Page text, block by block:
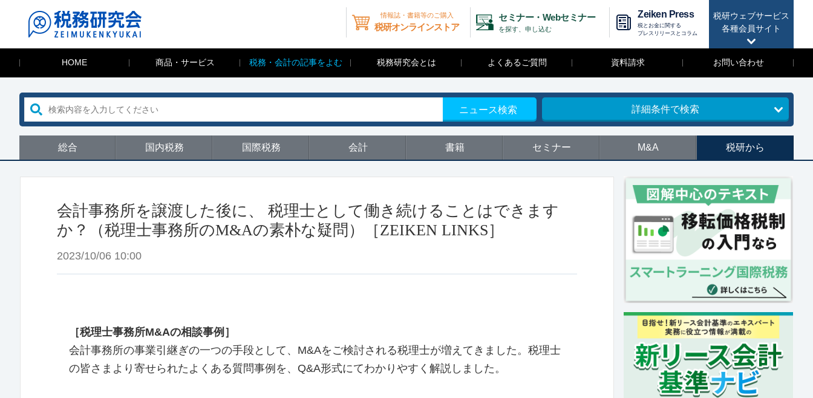
税研ウェブサービス
各種会員サイト
情報誌・書籍等のご購入
税研オンラインストア
セミナー・Webセミナー
を探す、申し込む
Zeiken Press
税とお金に関する
プレスリリースとコラム
HOME 商品・サービス 税務・会計の記事をよむ 税務研究会とは よくあるご質問 資料請求 お問い合わせ
ニュース検索 詳細条件で検索
総合 国内税務 国際税務 会計 書籍 セミナー M&A 税研から
会計事務所を譲渡した後に、 税理士として働き続けることはできます
か？（税理士事務所のM&Aの素朴な疑問）［ZEIKEN LINKS］
2023/10/06 10:00
［税理士事務所M&Aの相談事例］
会計事務所の事業引継ぎの一つの手段として、M&Aをご検討される税理士が増えてきました。税理士
の皆さまより寄せられたよくある質問事例を、Q&A形式にてわかりやすく解説しました。